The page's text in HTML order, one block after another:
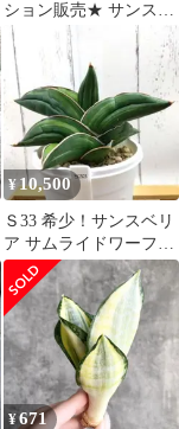
ション販売★ サンスベ
リア キルキー ブラウン
極上
¥10,500
Ｓ33 希少！サンスベリ
ア サムライドワーフ
（斑入）メルカリ便
鉢ごと発送
¥671